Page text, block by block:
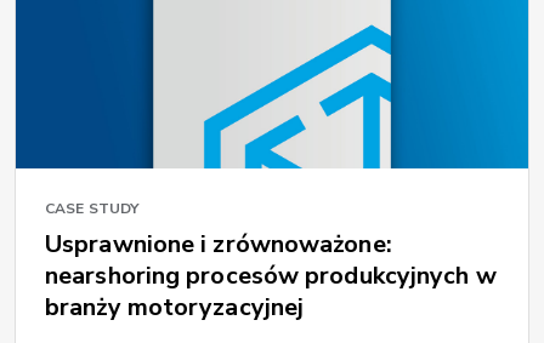
CASE STUDY
Usprawnione i zrównoważone:
nearshoring procesów produkcyjnych w
branży motoryzacyjnej